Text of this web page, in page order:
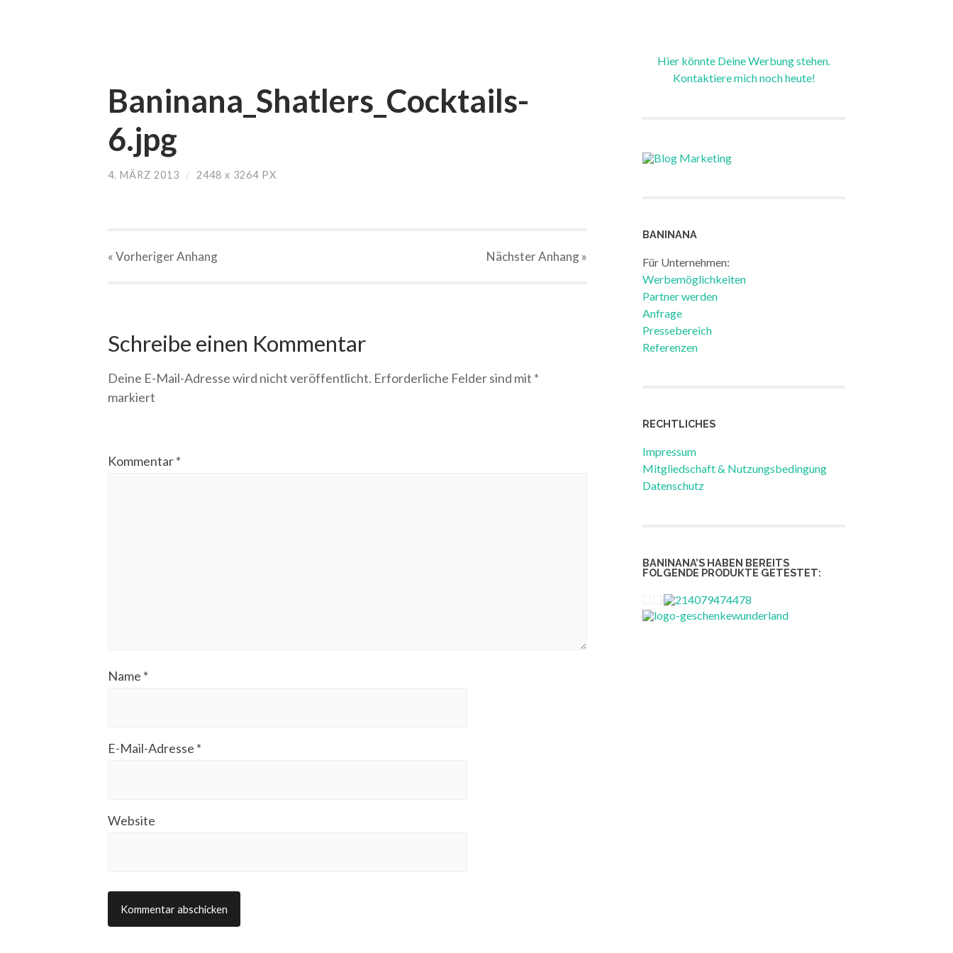
Baninana_Shatlers_Cocktails-
6.jpg
4. MÄRZ 2013 / 2448 x 3264 PX
« VorherigerAnhang NächsterAnhang»
Schreibe einen Kommentar
Deine E-Mail-Adresse wird nicht veröffentlicht. Erforderliche Felder sind mit *
markiert
Kommentar*
Name *
E-Mail-Adresse *
Website
Hier könnte Deine Werbung stehen.
Kontaktiere mich noch heute!
BANINANA
Für Unternehmen:
Werbemöglichkeiten
Partner werden
Anfrage
Pressebereich
Referenzen
RECHTLICHES
Impressum
Mitgliedschaft & Nutzungsbedingung
Datenschutz
BANINANA’S HABEN BEREITS
FOLGENDE PRODUKTE GETESTET: